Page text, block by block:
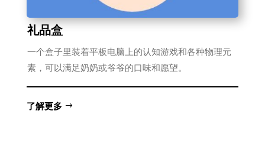
礼品盒
一个盒子里装着平板电脑上的认知游戏和各种物理元
素，可以满足奶奶或爷爷的口味和愿望。
了解更多